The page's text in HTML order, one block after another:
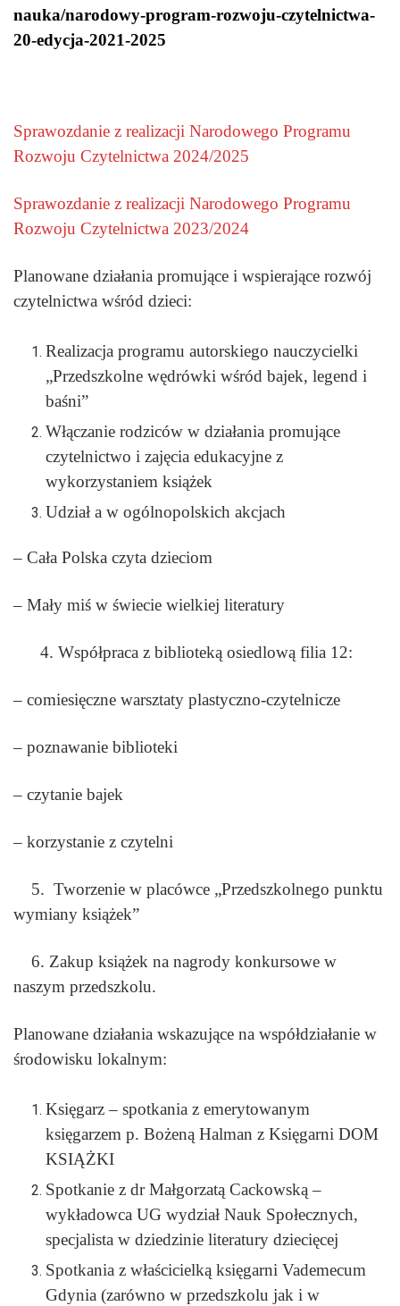
nauka/narodowy-program-rozwoju-czytelnictwa-
20-edycja-2021-2025
Sprawozdanie z realizacji Narodowego Programu
Rozwoju Czytelnictwa 2024/2025
Sprawozdanie z realizacji Narodowego Programu
Rozwoju Czytelnictwa 2023/2024
Planowane działania promujące i wspierające rozwój
czytelnictwa wśród dzieci:
Realizacja programu autorskiego nauczycielki
„Przedszkolne wędrówki wśród bajek, legend i
baśni”
Włączanie rodziców w działania promujące
czytelnictwo i zajęcia edukacyjne z
wykorzystaniem książek
Udział a w ogólnopolskich akcjach
– Cała Polska czyta dzieciom
– Mały miś w świecie wielkiej literatury
4. Współpraca z biblioteką osiedlową filia 12:
– comiesięczne warsztaty plastyczno-czytelnicze
– poznawanie biblioteki
– czytanie bajek
– korzystanie z czytelni
5. Tworzenie w placówce „Przedszkolnego punktu
wymiany książek”
6. Zakup książek na nagrody konkursowe w
naszym przedszkolu.
Planowane działania wskazujące na współdziałanie w
środowisku lokalnym:
Księgarz – spotkania z emerytowanym
księgarzem p. Bożeną Halman z Księgarni DOM
KSIĄŻKI
Spotkanie z dr Małgorzatą Cackowską –
wykładowca UG wydział Nauk Społecznych,
specjalista w dziedzinie literatury dziecięcej
Spotkania z właścicielką księgarni Vademecum
Gdynia (zarówno w przedszkolu jak i w